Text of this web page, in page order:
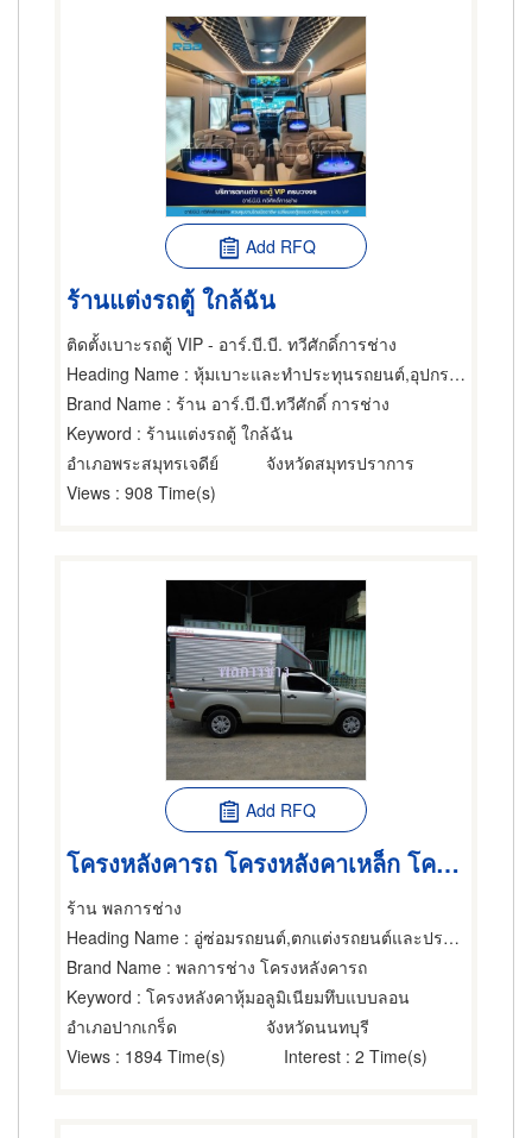
Add RFQ
ร้านแต่งรถตู้ ใกล้ฉัน
ติดตั้งเบาะรถตู้ VIP - อาร์.บี.บี. ทวีศักดิ์การช่าง
Heading Name : หุ้มเบาะและทำประทุนรถยนต์,อุปกรณ์ตกแต่งรถตู้,ตกแต่งรถยนต์และประดับยนต์
Brand Name : ร้าน อาร์.บี.บี.ทวีศักดิ์ การช่าง
Keyword : ร้านแต่งรถตู้ ใกล้ฉัน
อำเภอพระสมุทรเจดีย์
จังหวัดสมุทรปราการ
Views : 908 Time(s)
Add RFQ
โครงหลังคารถ โครงหลังคาเหล็ก โครงหลังคารถกระบะ
ร้าน พลการช่าง
Heading Name : อู่ซ่อมรถยนต์,ตกแต่งรถยนต์และประดับยนต์,หุ้มเบาะและทำประทุนรถยนต์
Brand Name : พลการช่าง โครงหลังคารถ
Keyword : โครงหลังคาหุ้มอลูมิเนียมทึบแบบลอน
อำเภอปากเกร็ด
จังหวัดนนทบุรี
Views : 1894 Time(s) Interest : 2 Time(s)